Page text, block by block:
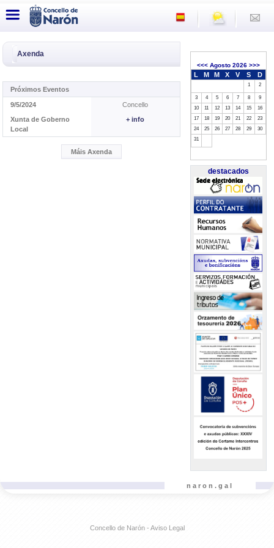
Axenda
Próximos Eventos
9/5/2024
Concello
Xunta de Goberno
Local
+ info
Máis Axenda
<<<Agosto 2026 >>>
L M M X V S D
1 2
3 4 5 6 7 8
9
10
11 12 13 14 15
16
17
18 19 20 21 22
23
24
25 26 27 28 29
30
31
destacados
naron.gal
Concello de Narón - Aviso Legal